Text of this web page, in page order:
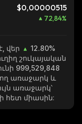
$0,00000515
72,84%
վեր
12.80%
շուկայական
999,529,848
առաջարկ և
առաջարկ՝
հետ միասին: